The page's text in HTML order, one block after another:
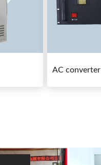
AC converter